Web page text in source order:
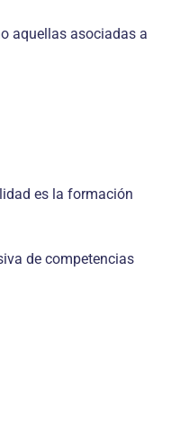
aquellas asociadas a
es la formación
de competencias